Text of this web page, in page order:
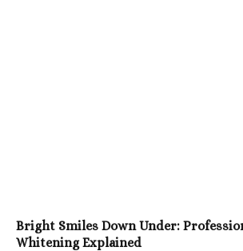
Bright Smiles Down Under:
Whitening Explained